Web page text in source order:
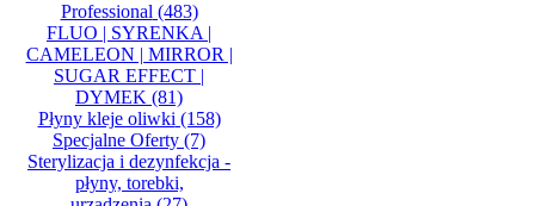
Professional (483)
FLUO | SYRENKA |
CAMELEON | MIRROR |
SUGAR EFFECT |
DYMEK (81)
Płyny kleje oliwki (158)
Specjalne Oferty (7)
Sterylizacja i dezynfekcja -
płyny, torebki,